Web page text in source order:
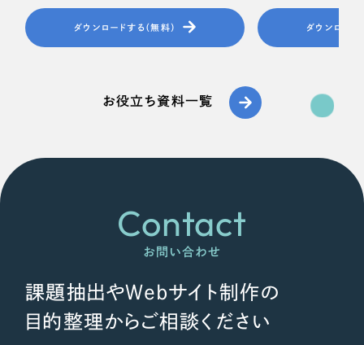
ダウンロードする（無料） ダウンロード
お役立ち資料一覧
Contact
お問い合わせ
課題抽出やWebサイト制作の
目的整理からご相談ください